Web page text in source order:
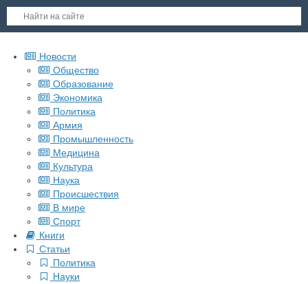
Новости
Общество
Образование
Экономика
Политика
Армия
Промышленность
Медицина
Культура
Наука
Происшествия
В мире
Спорт
Книги
Статьи
Политика
Науки